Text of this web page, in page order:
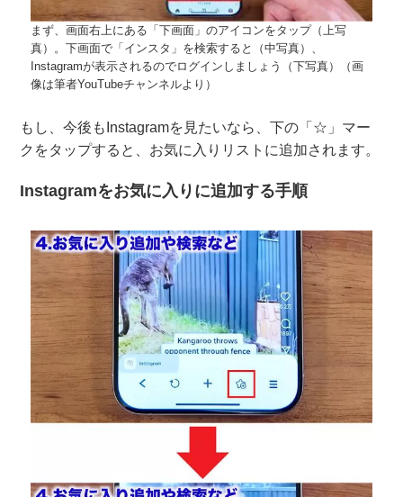
まず、画面右上にある「下画面」のアイコンをタップ（上写
真）。下画面で「インスタ」を検索すると（中写真）、
Instagramが表示されるのでログインしましょう（下写真）（画
像は筆者YouTubeチャンネルより）
もし、今後もInstagramを見たいなら、下の「☆」マー
クをタップすると、お気に入りリストに追加されます。
Instagramをお気に入りに追加する手順